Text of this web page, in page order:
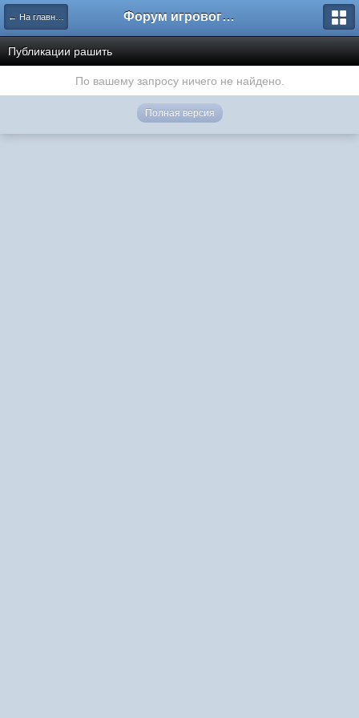
← На главную Форум игрового проекта Riverrise
Публикации рашить
По вашему запросу ничего не найдено.
Полная версия